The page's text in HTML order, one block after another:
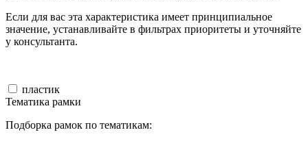
Если для вас эта характеристика имеет принципиальное
значение, устанавливайте в фильтрах приоритеты и уточняйте
у консультанта.
пластик
Тематика рамки
Подборка рамок по тематикам: